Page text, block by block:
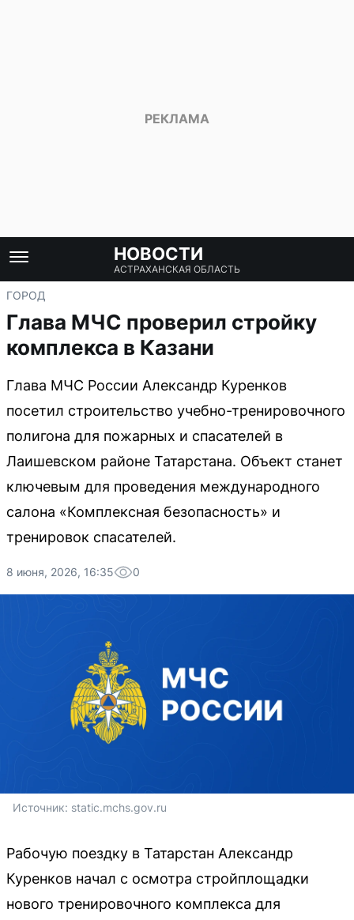
НОВОСТИ
АСТРАХАНСКАЯ ОБЛАСТЬ
ГОРОД
Глава МЧС проверил стройку
комплекса в Казани
Глава МЧС России Александр Куренков
посетил строительство учебно-тренировочного
полигона для пожарных и спасателей в
Лаишевском районе Татарстана. Объект станет
ключевым для проведения международного
салона «Комплексная безопасность» и
тренировок спасателей.
8 июня, 2026, 16:35 0
Источник: static.mchs.gov.ru
Рабочую поездку в Татарстан Александр
Куренков начал с осмотра стройплощадки
нового тренировочного комплекса для